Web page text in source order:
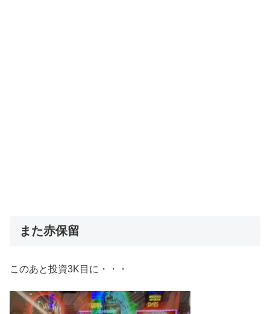
また赤保留
このあと投資3K目に・・・